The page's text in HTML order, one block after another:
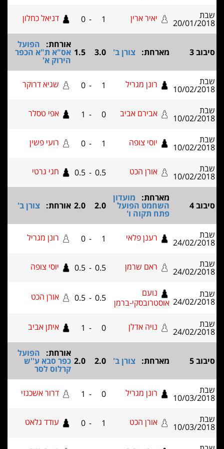
20/ יאיר ארין 1 דניאל כחלון
מארחת:צורן ב' 3.0
1.5
אורחת:הפועל
אס"א ת"א הכפר
הירוק א'
10/ רונן מגריל 1 שגיא דרוקר
10/ אבירם אביב 0 אפי טסלר
10/ יוסי צופה 1 רועי פשין
10/ אורן הכט 0.5
0.5 חגי גרטי
מארחת:מועדון
השחמט הפועל
פתח תקוה ו'
2.0
2.0 אורחת:צורן ב'
24/ רענן פלאי 1 רונן מגריל
24/ ראם שרמן 0.5
0.5 יוסי צופה
24/ אוסטרובסקי-ברמן
0.5
-
0.5 אורן הכט
24/ נויה אדלן 0 איתן אביב
מארחת:צורן ב' 2.0
2.0
אורחת:הפועל
כפר סבא ע''ש
קרלוס לסר
10/ רונן מגריל 0 דרור אשכנזי
10/ אורן הכט 1 עודד גלאט